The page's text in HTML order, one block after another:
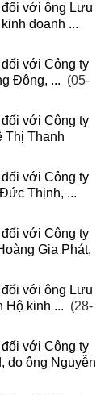
với ông Lưu
doanh ...
với Công ty
Đông, ... (05-
với Công ty
Thị Thanh
với Công ty
Thịnh, ...
với Công ty
Gia Phát,
với ông Lưu
Hộ kinh ... (28-
với Công ty
do ông Nguyễn